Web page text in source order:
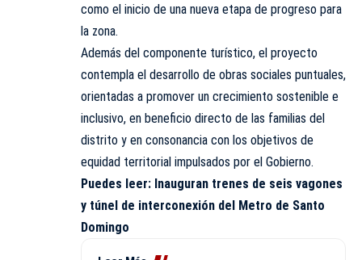
como el inicio de una nueva etapa de progreso para
la zona.
Además del componente turístico, el proyecto
contempla el desarrollo de obras sociales puntuales,
orientadas a promover un crecimiento sostenible e
inclusivo, en beneficio directo de las familias del
distrito y en consonancia con los objetivos de
equidad territorial impulsados por el Gobierno.
Puedes leer: Inauguran trenes de seis vagones
y túnel de interconexión del Metro de Santo
Domingo